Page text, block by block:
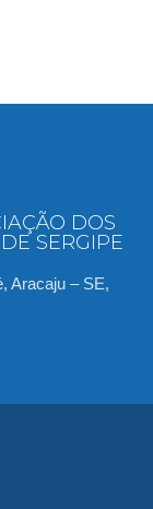
DOS
SERGIPE
Aracaju – SE,